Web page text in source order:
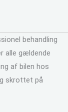
behandling
alle gældende
af bilen hos
skrottet på